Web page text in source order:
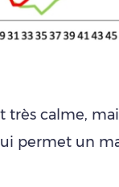
très calme,
permet un